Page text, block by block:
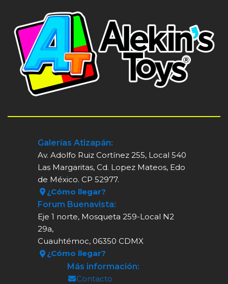
Galerías Atizapán:
Av. Adolfo Ruiz Cortínez 255, Local 540
Las Margaritas, Cd. Lopez Mateos, Edo
de México. CP 52977.
¿Cómo llegar?
Forum Buenavista:
Eje 1 norte, Mosqueta 259-Local N2
29a,
Cuauhtémoc, 06350 CDMX
¿Cómo llegar?
Más información:
Contacto